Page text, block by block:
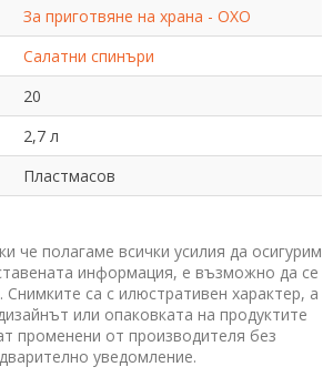
За приготвяне на храна - OXO
Салатни спинъри
20
2,7 л
Пластмасов
че полагаме всички усилия да осигурим
информация, е възможно да се
са с илюстративен характер, а
или опаковката на продуктите
променени от производителя без
уведомление.